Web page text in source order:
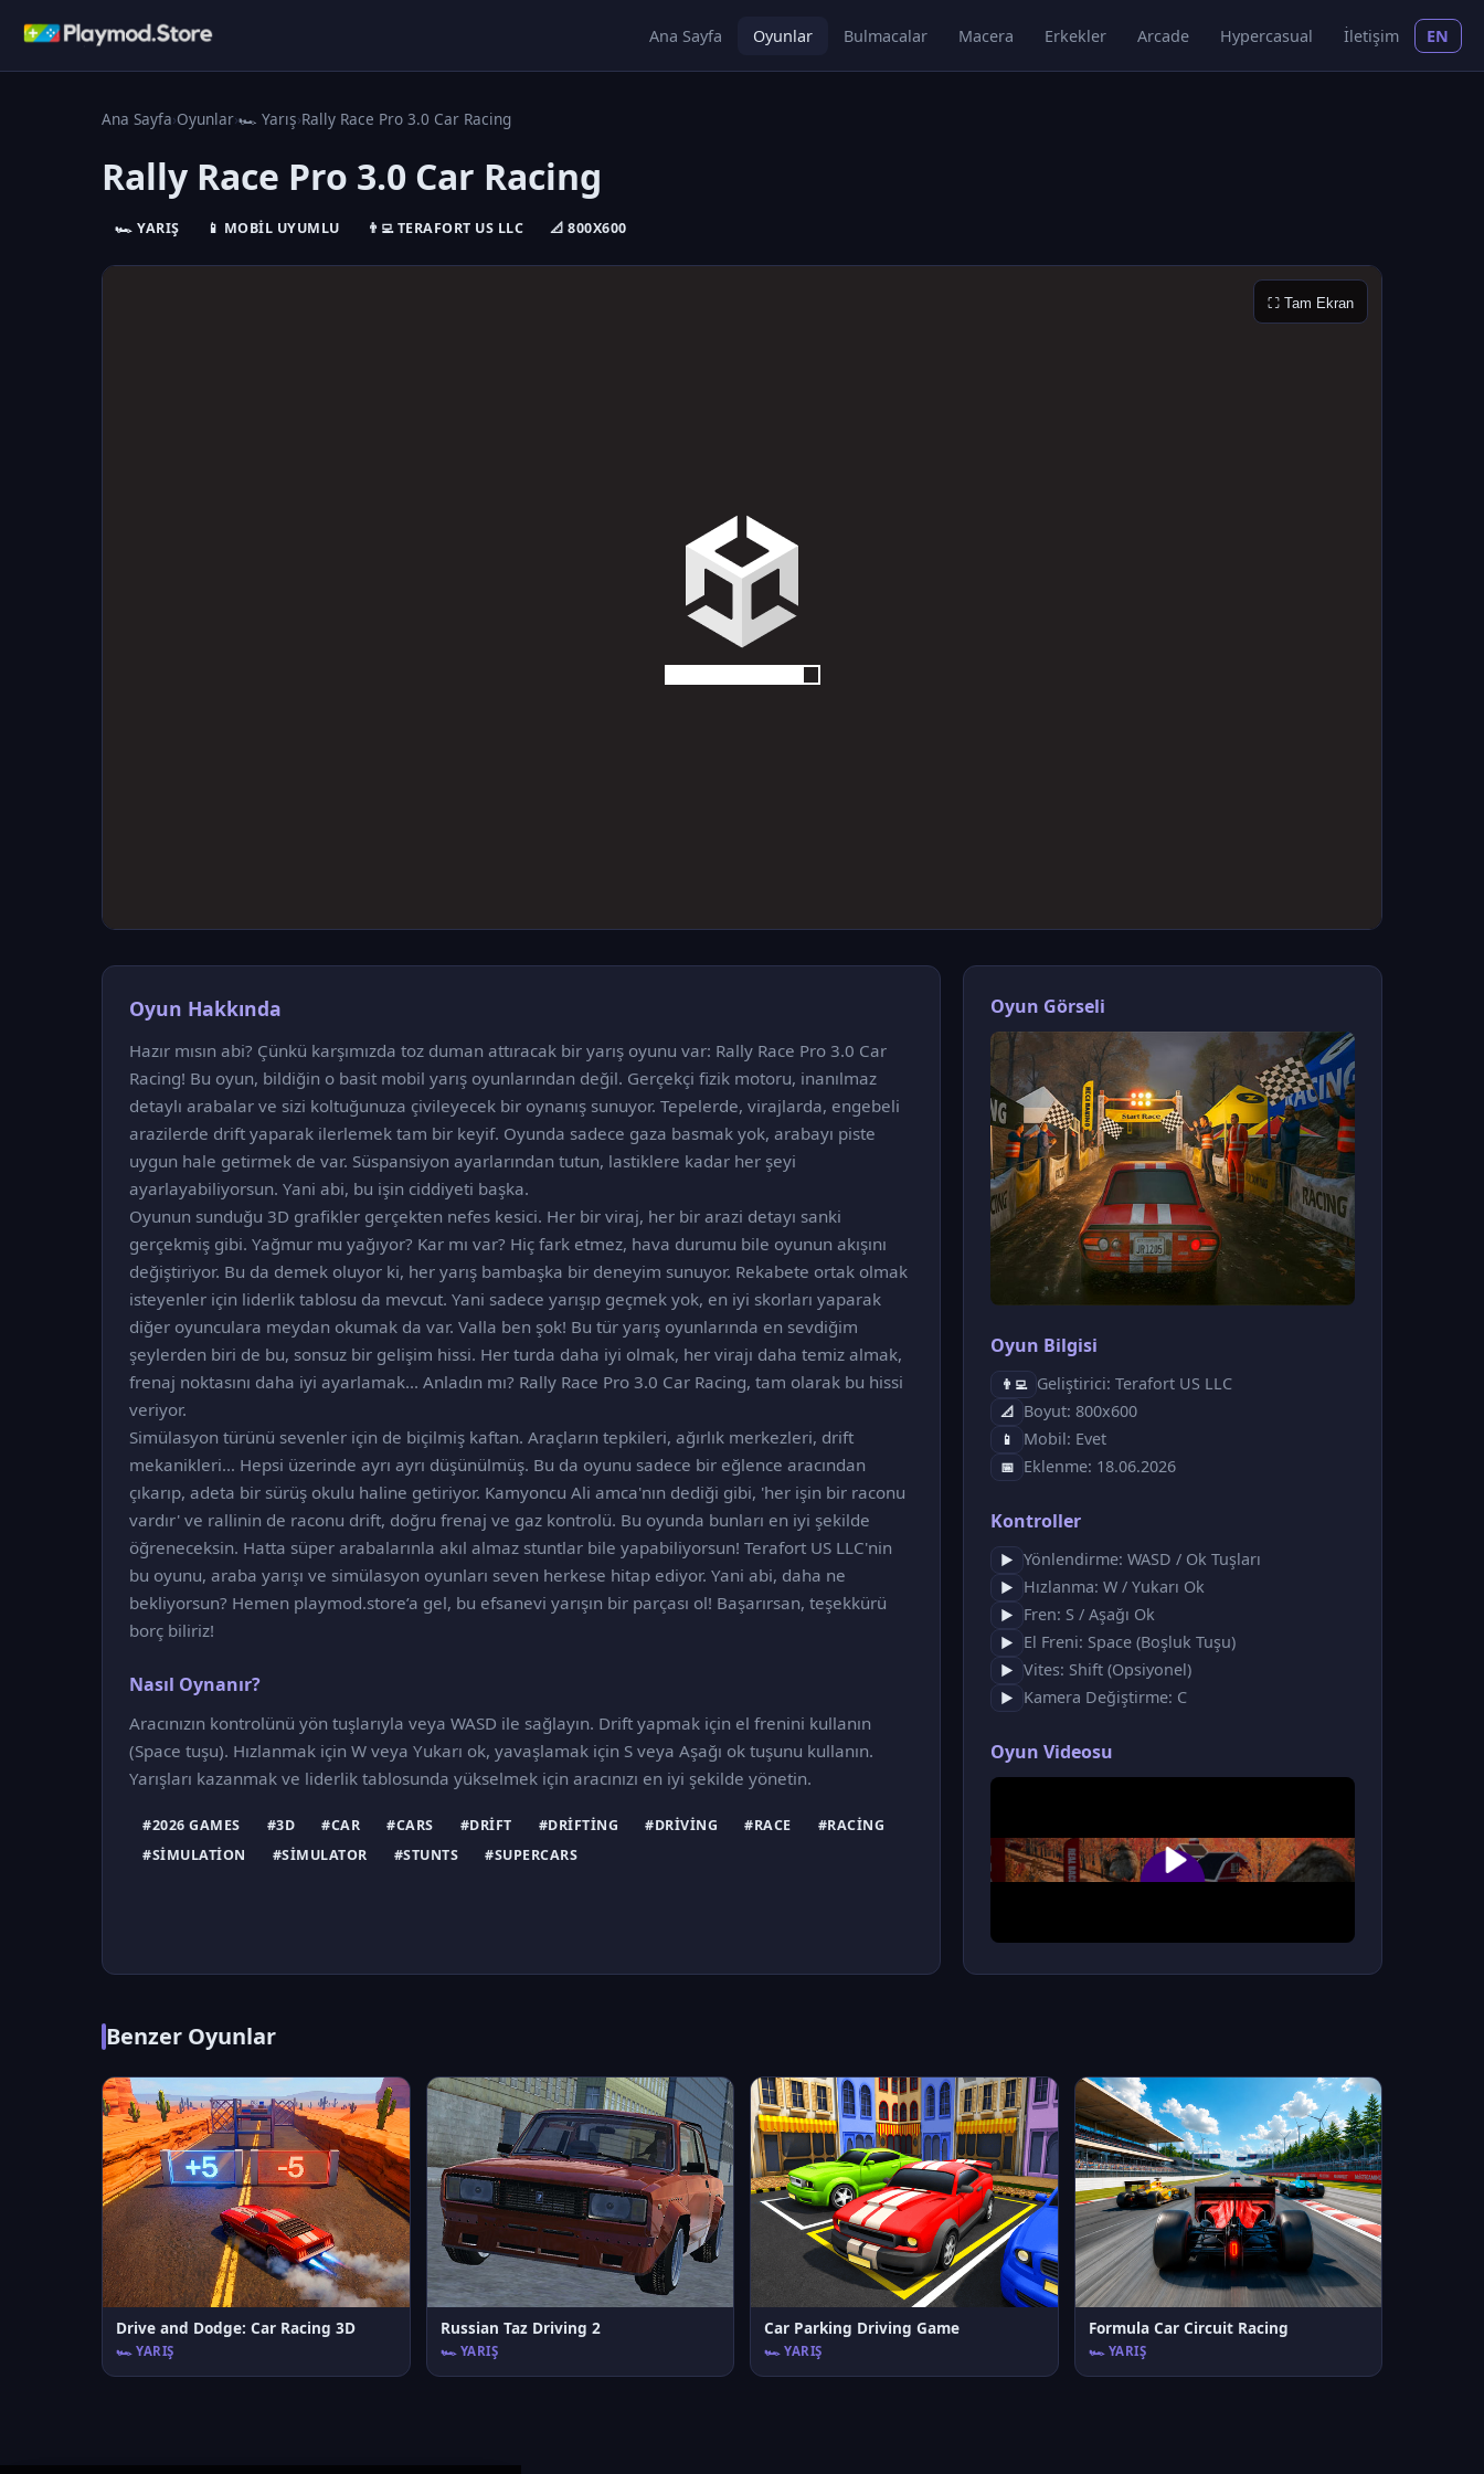
Ana Sayfa Oyunlar Bulmacalar Macera Erkekler Arcade Hypercasual İletişim EN
Ana Sayfa›Oyunlar›🏎️ Yarış›Rally Race Pro 3.0 Car Racing
Rally Race Pro 3.0 Car Racing
🏎️ YARIŞ 📱 MOBIL UYUMLU 👨‍💻 TERAFORT US LLC 📐 800X600
⛶ Tam Ekran
Oyun Hakkında
Hazır mısın abi? Çünkü karşımızda toz duman attıracak bir yarış oyunu var: Rally Race Pro 3.0 Car
Racing! Bu oyun, bildiğin o basit mobil yarış oyunlarından değil. Gerçekçi fizik motoru, inanılmaz
detaylı arabalar ve sizi koltuğunuza çivileyecek bir oynanış sunuyor. Tepelerde, virajlarda, engebeli
arazilerde drift yaparak ilerlemek tam bir keyif. Oyunda sadece gaza basmak yok, arabayı piste
uygun hale getirmek de var. Süspansiyon ayarlarından tutun, lastiklere kadar her şeyi
ayarlayabiliyorsun. Yani abi, bu işin ciddiyeti başka.
Oyunun sunduğu 3D grafikler gerçekten nefes kesici. Her bir viraj, her bir arazi detayı sanki
gerçekmiş gibi. Yağmur mu yağıyor? Kar mı var? Hiç fark etmez, hava durumu bile oyunun akışını
değiştiriyor. Bu da demek oluyor ki, her yarış bambaşka bir deneyim sunuyor. Rekabete ortak olmak
isteyenler için liderlik tablosu da mevcut. Yani sadece yarışıp geçmek yok, en iyi skorları yaparak
diğer oyunculara meydan okumak da var. Valla ben şok! Bu tür yarış oyunlarında en sevdiğim
şeylerden biri de bu, sonsuz bir gelişim hissi. Her turda daha iyi olmak, her virajı daha temiz almak,
frenaj noktasını daha iyi ayarlamak... Anladın mı? Rally Race Pro 3.0 Car Racing, tam olarak bu hissi
veriyor.
Simülasyon türünü sevenler için de biçilmiş kaftan. Araçların tepkileri, ağırlık merkezleri, drift
mekanikleri… Hepsi üzerinde ayrı ayrı düşünülmüş. Bu da oyunu sadece bir eğlence aracından
çıkarıp, adeta bir sürüş okulu haline getiriyor. Kamyoncu Ali amca'nın dediği gibi, 'her işin bir raconu
vardır' ve rallinin de raconu drift, doğru frenaj ve gaz kontrolü. Bu oyunda bunları en iyi şekilde
öğreneceksin. Hatta süper arabalarınla akıl almaz stuntlar bile yapabiliyorsun! Terafort US LLC'nin
bu oyunu, araba yarışı ve simülasyon oyunları seven herkese hitap ediyor. Yani abi, daha ne
bekliyorsun? Hemen playmod.store’a gel, bu efsanevi yarışın bir parçası ol! Başarırsan, teşekkürü
borç biliriz!
Nasıl Oynanır?
Aracınızın kontrolünü yön tuşlarıyla veya WASD ile sağlayın. Drift yapmak için el frenini kullanın
(Space tuşu). Hızlanmak için W veya Yukarı ok, yavaşlamak için S veya Aşağı ok tuşunu kullanın.
Yarışları kazanmak ve liderlik tablosunda yükselmek için aracınızı en iyi şekilde yönetin.
#2026 GAMES #3D #CAR #CARS #DRIFT #DRIFTING #DRIVING #RACE
#RACING
#SIMULATION
#SIMULATOR #STUNTS #SUPERCARS
Oyun Görseli
Oyun Bilgisi
👨‍💻 Geliştirici: Terafort US LLC
📐 Boyut: 800x600
📱 Mobil: Evet
📅 Eklenme: 18.06.2026
Kontroller
▶ Yönlendirme: WASD / Ok Tuşları
▶ Hızlanma: W / Yukarı Ok
▶ Fren: S / Aşağı Ok
▶ El Freni: Space (Boşluk Tuşu)
▶ Vites: Shift (Opsiyonel)
▶ Kamera Değiştirme: C
Oyun Videosu
Benzer Oyunlar
Drive and Dodge: Car Racing 3D
🏎️ YARIŞ
Russian Taz Driving 2
🏎️ YARIŞ
Car Parking Driving Game
🏎️ YARIŞ
Formula Car Circuit Racing
🏎️ YARIŞ